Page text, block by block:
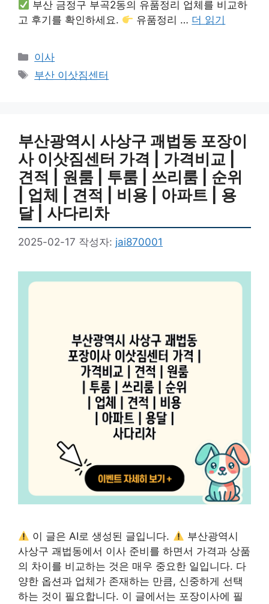
부산 금정구 부곡2동의 유품정리 업체를 비교하
고 후기를 확인하세요.
유품정리 … 더 읽기
카
테
고
이사
태
부산 이삿짐센터
부산광역시 사상구 괘법동 포장이
사 이삿짐센터 가격 | 가격비교 |
견적 | 원룸 | 투룸 | 쓰리룸 | 순위
| 업체 | 견적 | 비용 | 아파트 | 용
달 | 사다리차
2025-02-17 작성자: jai870001
이 글은 AI로 생성된 글입니다.
부산광역시
사상구 괘법동에서 이사 준비를 하면서 가격과 상품
의 차이를 비교하는 것은 매우 중요한 일입니다. 다
양한 옵션과 업체가 존재하는 만큼, 신중하게 선택
하는 것이 필요합니다. 이 글에서는 포장이사에 필